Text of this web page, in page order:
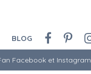
BLOG
Facebook et Instagram